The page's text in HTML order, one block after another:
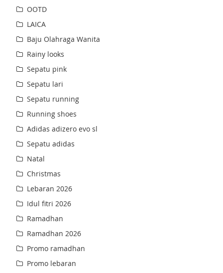
OOTD
LAICA
Baju Olahraga Wanita
Rainy looks
Sepatu pink
Sepatu lari
Sepatu running
Running shoes
Adidas adizero evo sl
Sepatu adidas
Natal
Christmas
Lebaran 2026
Idul fitri 2026
Ramadhan
Ramadhan 2026
Promo ramadhan
Promo lebaran